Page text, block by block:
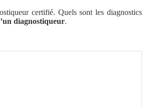
certifié. Quels sont les diagnostics
diagnostiqueur.